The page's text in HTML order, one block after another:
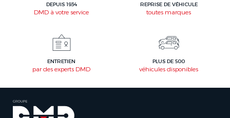
DEPUIS 1934
DMD à votre service
REPRISE DE VÉHICULE
toutes marques
ENTRETIEN
par des experts DMD
PLUS DE 500
véhicules disponibles